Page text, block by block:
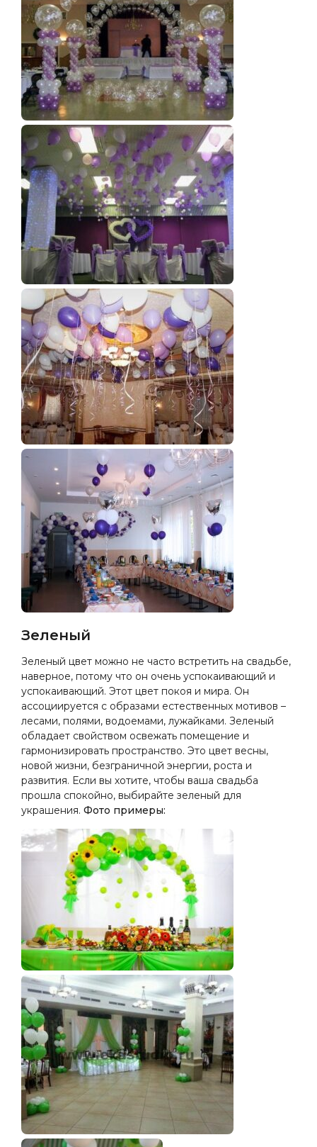
Зеленый
Зеленый цвет можно не часто встретить на свадьбе,
наверное, потому что он очень успокаивающий и
успокаивающий. Этот цвет покоя и мира. Он
ассоциируется с образами естественных мотивов –
лесами, полями, водоемами, лужайками. Зеленый
обладает свойством освежать помещение и
гармонизировать пространство. Это цвет весны,
новой жизни, безграничной энергии, роста и
развития. Если вы хотите, чтобы ваша свадьба
прошла спокойно, выбирайте зеленый для
украшения. Фото примеры: